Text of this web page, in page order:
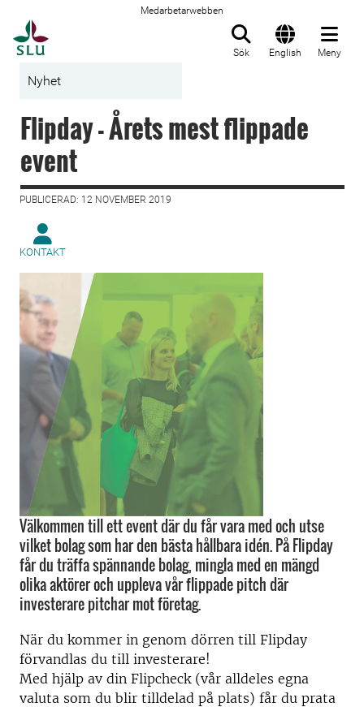
Medarbetarwebben
Sök English Meny
Nyhet
Flipday - Årets mest flippade
event
PUBLICERAD: 12 NOVEMBER 2019
KONTAKT
Välkommen till ett event där du får vara med och utse
vilket bolag som har den bästa hållbara idén. På Flipday
får du träffa spännande bolag, mingla med en mängd
olika aktörer och uppleva vår flippade pitch där
investerare pitchar mot företag.
När du kommer in genom dörren till Flipday
förvandlas du till investerare!
Med hjälp av din Flipcheck (vår alldeles egna
valuta som du blir tilldelad på plats) får du prata